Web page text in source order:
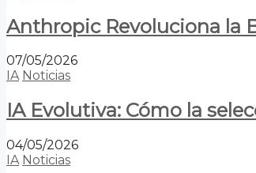
Anthropic Revoluciona la
07/05/2026
IA Noticias
IA Evolutiva: Cómo la
04/05/2026
IA Noticias